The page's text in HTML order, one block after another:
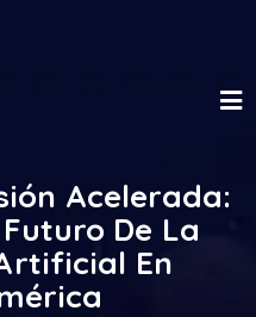
Acelerada:
De La
En